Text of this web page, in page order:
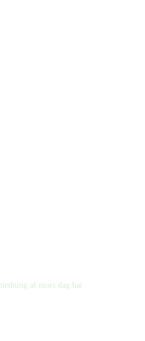
af mors dag har